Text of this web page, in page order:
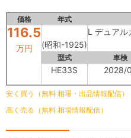
価格 年式
116.5
万円 (昭和-1925)
L デュアル
型式 車検
HE33S 2028/
安く買う（無料 相場・出品情報配信）
高く売る（無料 相場情報配信）